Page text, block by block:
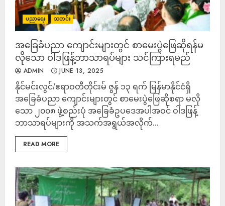
ပညာရေး သတင်း
အခြေခံပညာ ကျောင်းများတွင် စာမေးပွဲဖြေဆိုရန်မ
လိုသော ဝါဒဖြန့်ဘာသာရပ်များ သင်ကြားရမည်
ADMIN JUNE 13, 2025
နိုင်မင်းလွင်/ဧရာဝတီတိုင်းမ် ဇွန် ၁၃ ရက် မြန်မာနိုင်ငံရှိ
အခြေခံပညာ ကျောင်းများတွင် စာမေးပွဲဖြေဆိုစရာ မလို
သော ၂၀၀၈ ဖွဲ့စည်းပုံ အခြေခံဥပဒေအပါအဝင် ဝါဒဖြန့်
ဘာသာရပ်များကို အသက်အရွယ်အလိုက်...
READ MORE